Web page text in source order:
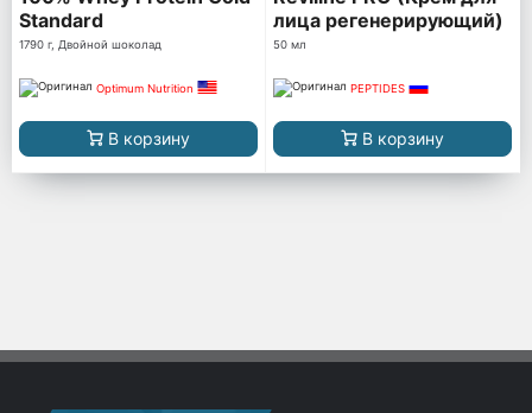
Standard
1790 г, Двойной шоколад
Optimum Nutrition
В корзину
лица регенерирующий)
50 мл
PEPTIDES
В корзину